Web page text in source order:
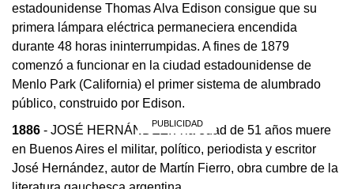
estadounidense Thomas Alva Edison consigue que su
primera lámpara eléctrica permaneciera encendida
durante 48 horas ininterrumpidas. A fines de 1879
comenzó a funcionar en la ciudad estadounidense de
Menlo Park (California) el primer sistema de alumbrado
público, construido por Edison.
1886 - JOSÉ HERNÁNDEZ. A la edad de 51 años muere
en Buenos Aires el militar, político, periodista y escritor
José Hernández, autor de Martín Fierro, obra cumbre de la